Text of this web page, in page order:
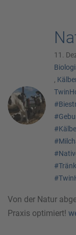
11.
,
Von der Natur
Praxis optimiert!